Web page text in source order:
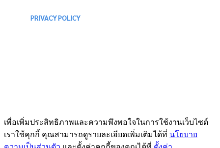
PRIVACY POLICY
เพื่อเพิ่มประสิทธิภาพและความพึงพอใจในการใช้งานเว็บไซต์
เราใช้คุกกี้ คุณสามารถดูรายละเอียดเพิ่มเติมได้ที่ นโยบาย